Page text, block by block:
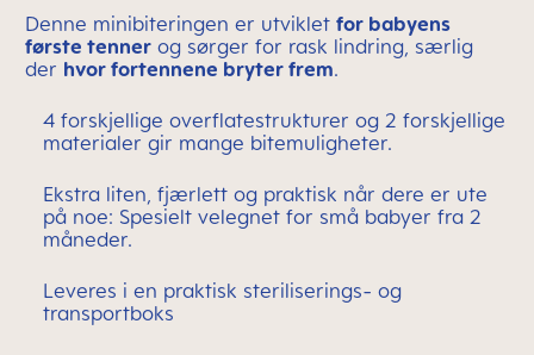
Denne minibiteringen er utviklet for babyens
første tenner og sørger for rask lindring, særlig
der hvor fortennene bryter frem.
4 forskjellige overflatestrukturer og 2 forskjellige
materialer gir mange bitemuligheter.
Ekstra liten, fjærlett og praktisk når dere er ute
på noe: Spesielt velegnet for små babyer fra 2
måneder.
Leveres i en praktisk steriliserings- og
transportboks